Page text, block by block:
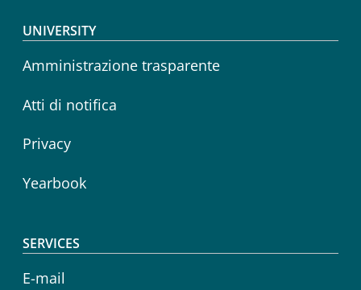
Footer menu
UNIVERSITY
Amministrazione trasparente
Atti di notifica
Privacy
Yearbook
SERVICES
E-mail